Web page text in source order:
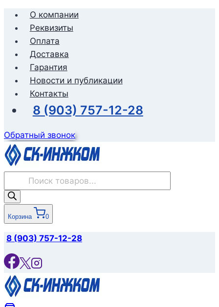
Перейти
содержимому
О компании
Реквизиты
Оплата
Доставка
Гарантия
Новости и публикации
Контакты
8 (903) 757-12-28
Обратный звонок
товаров
Корзина 0
8 (903) 757-12-28